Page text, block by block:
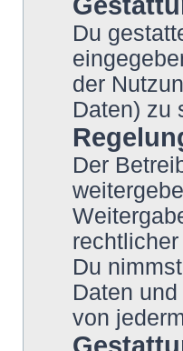
Du
der
Daten) zu
Der
Du
Daten
von